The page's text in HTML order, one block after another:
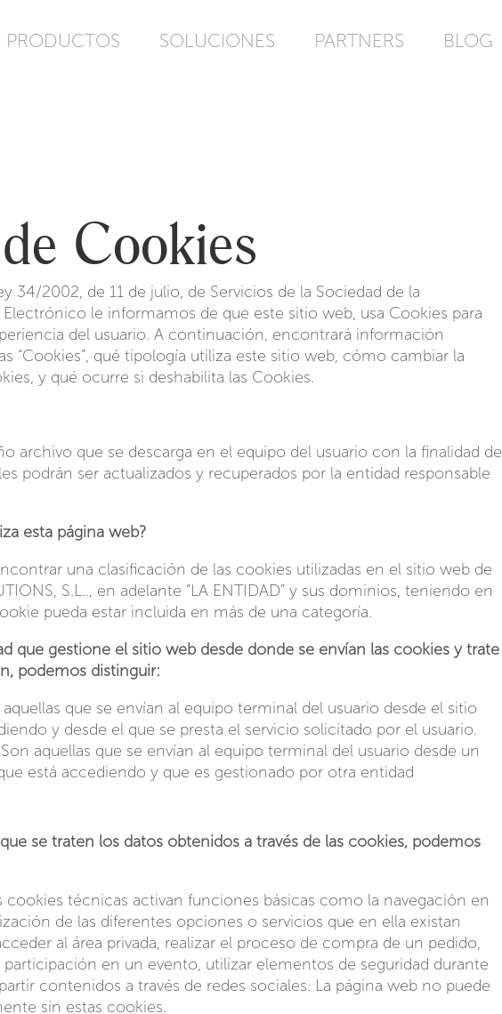
PRODUCTOS SOLUCIONES PARTNERS BLOG
Cookies
34/2002, de 11 de julio, de Servicios de la Sociedad de la
le informamos de que este sitio web, usa Cookies para
del usuario. A continuación, encontrará información
“Cookies”, qué tipología utiliza este sitio web, cómo cambiar la
y qué ocurre si deshabilita las Cookies.
archivo que se descarga en el equipo del usuario con la finalidad de
podrán ser actualizados y recuperados por la entidad responsable
esta página web?
una clasificación de las cookies utilizadas en el sitio web de
S.L.., en adelante “LA ENTIDAD” y sus dominios, teniendo en
pueda estar incluida en más de una categoría.
que gestione el sitio web desde donde se envían las cookies y trate
podemos distinguir:
aquellas que se envían al equipo terminal del usuario desde el sitio
y desde el que se presta el servicio solicitado por el usuario.
Son aquellas que se envían al equipo terminal del usuario desde un
está accediendo y que es gestionado por otra entidad
se traten los datos obtenidos a través de las cookies, podemos
cookies técnicas activan funciones básicas como la navegación en
de las diferentes opciones o servicios que en ella existan
al área privada, realizar el proceso de compra de un pedido,
participación en un evento, utilizar elementos de seguridad durante
contenidos a través de redes sociales. La página web no puede
sin estas cookies.